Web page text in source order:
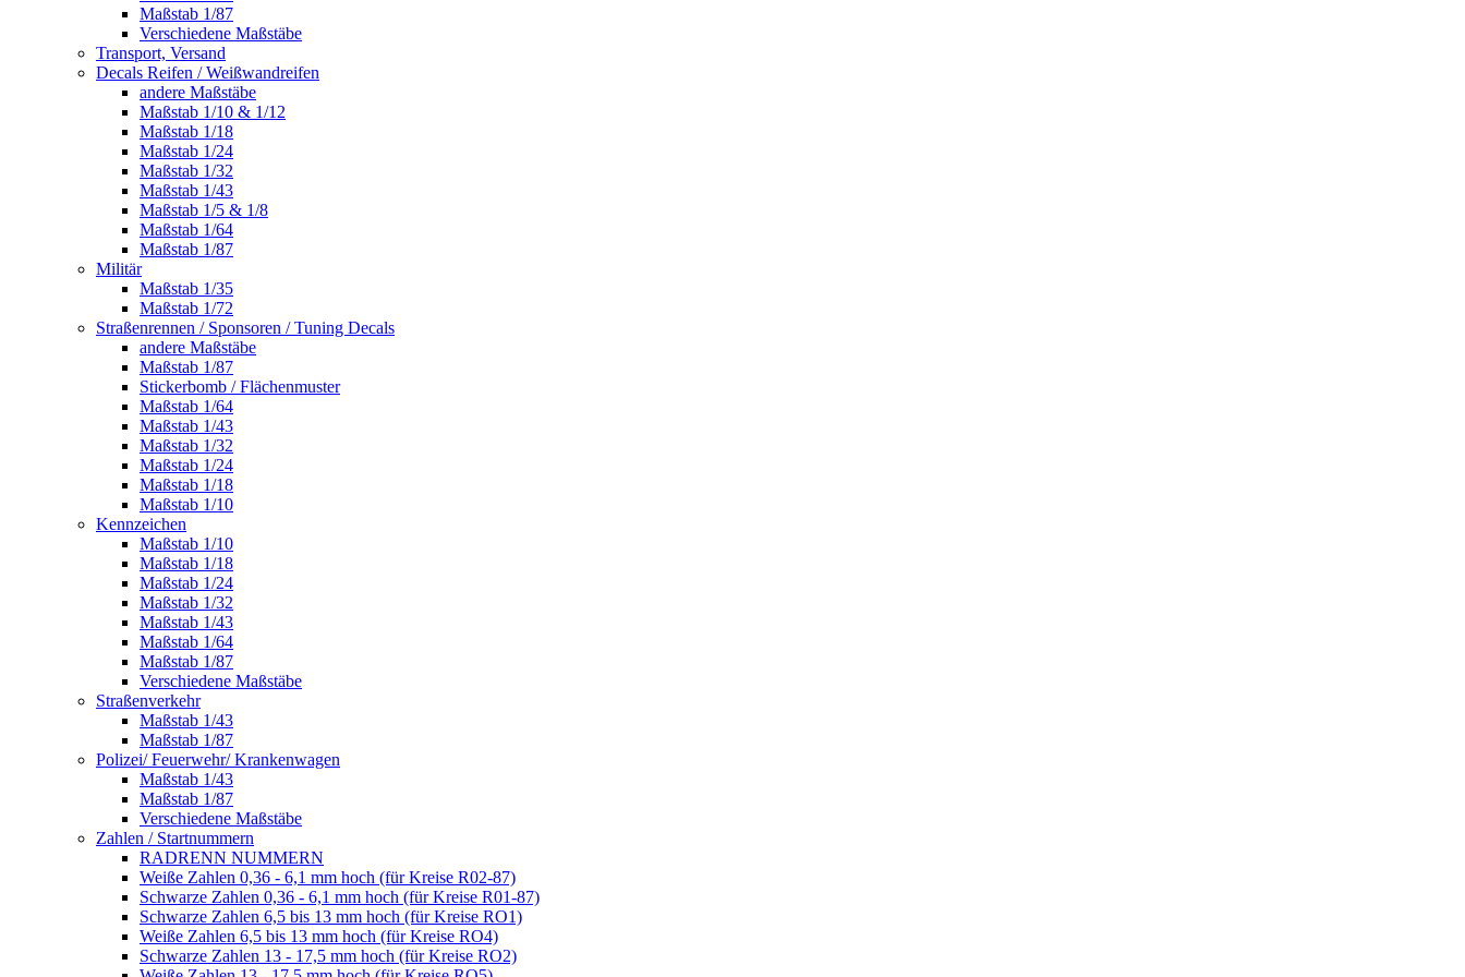
Maßstab 1/87
Verschiedene Maßstäbe
Transport, Versand
Decals Reifen / Weißwandreifen
andere Maßstäbe
Maßstab 1/10 & 1/12
Maßstab 1/18
Maßstab 1/24
Maßstab 1/32
Maßstab 1/43
Maßstab 1/5 & 1/8
Maßstab 1/64
Maßstab 1/87
Militär
Maßstab 1/35
Maßstab 1/72
Straßenrennen / Sponsoren / Tuning Decals
andere Maßstäbe
Maßstab 1/87
Stickerbomb / Flächenmuster
Maßstab 1/64
Maßstab 1/43
Maßstab 1/32
Maßstab 1/24
Maßstab 1/18
Maßstab 1/10
Kennzeichen
Maßstab 1/10
Maßstab 1/18
Maßstab 1/24
Maßstab 1/32
Maßstab 1/43
Maßstab 1/64
Maßstab 1/87
Verschiedene Maßstäbe
Straßenverkehr
Maßstab 1/43
Maßstab 1/87
Polizei/ Feuerwehr/ Krankenwagen
Maßstab 1/43
Maßstab 1/87
Verschiedene Maßstäbe
Zahlen / Startnummern
RADRENN NUMMERN
Weiße Zahlen 0,36 - 6,1 mm hoch (für Kreise R02-87)
Schwarze Zahlen 0,36 - 6,1 mm hoch (für Kreise R01-87)
Schwarze Zahlen 6,5 bis 13 mm hoch (für Kreise RO1)
Weiße Zahlen 6,5 bis 13 mm hoch (für Kreise RO4)
Schwarze Zahlen 13 - 17,5 mm hoch (für Kreise RO2)